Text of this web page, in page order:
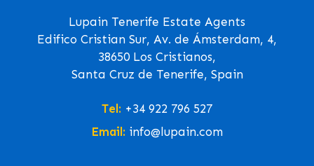
Lupain Tenerife Estate Agents
Edifico Cristian Sur, Av. de Ámsterdam, 4,
38650 Los Cristianos,
Santa Cruz de Tenerife, Spain
Tel: +34 922 796 527
Email: info@lupain.com